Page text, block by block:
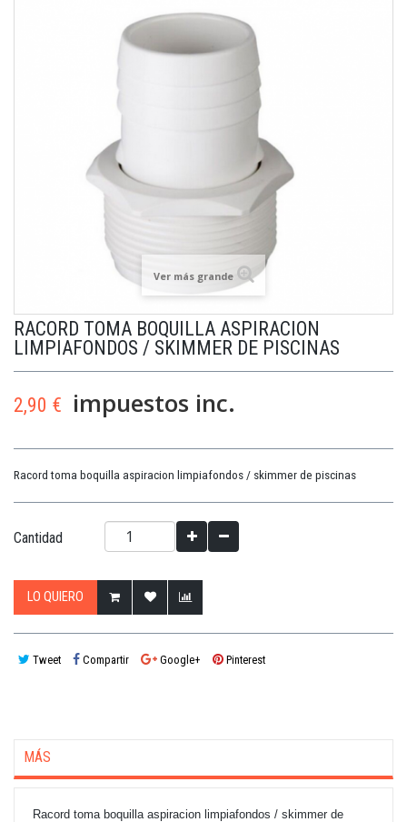
Ver más grande
RACORD TOMA BOQUILLA ASPIRACION
LIMPIAFONDOS / SKIMMER DE PISCINAS
2,90 € impuestos inc.
Racord toma boquilla aspiracion limpiafondos / skimmer de piscinas
Cantidad
LO QUIERO
Tweet Compartir Google+ Pinterest
MÁS
Racord toma boquilla aspiracion limpiafondos / skimmer de